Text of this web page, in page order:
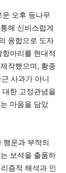
운 오후 등나무
해 신비스럽게
융합으로 도자
아리를 현대적
작했으며, 황종
사과가 아니
한 고정관념을
마음을 담았
행운과 부적의
보석을 출품하
즘적 해석과 인